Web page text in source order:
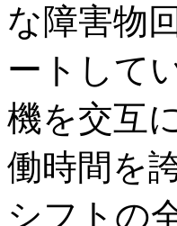
な障害物
ートして
機を交互
働時間を
シフトの